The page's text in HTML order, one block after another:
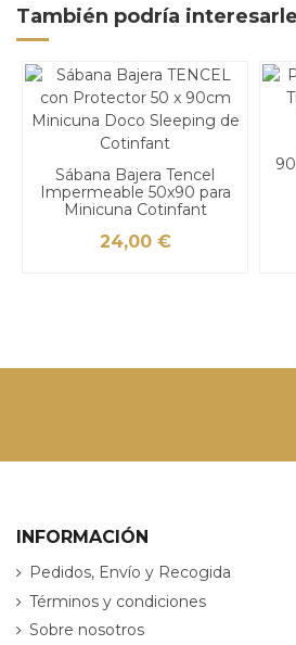
También podría interesarle
Sábana Bajera Tencel
Impermeable 50x90 para
Minicuna Cotinfant
24,00 €
INFORMACIÓN
Pedidos, Envío y Recogida
Términos y condiciones
Sobre nosotros